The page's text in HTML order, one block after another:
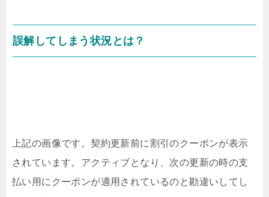
誤解してしまう状況とは？
上記の画像です。契約更新前に割引のクーポンが表示
されています。アクティブとなり、次の更新の時の支
払い用にクーポンが適用されているのと勘違いしてし